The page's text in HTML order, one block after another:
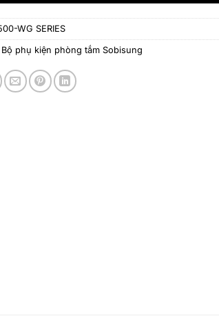
WG SERIES
Bộ phụ kiện phòng tắm Sobisung